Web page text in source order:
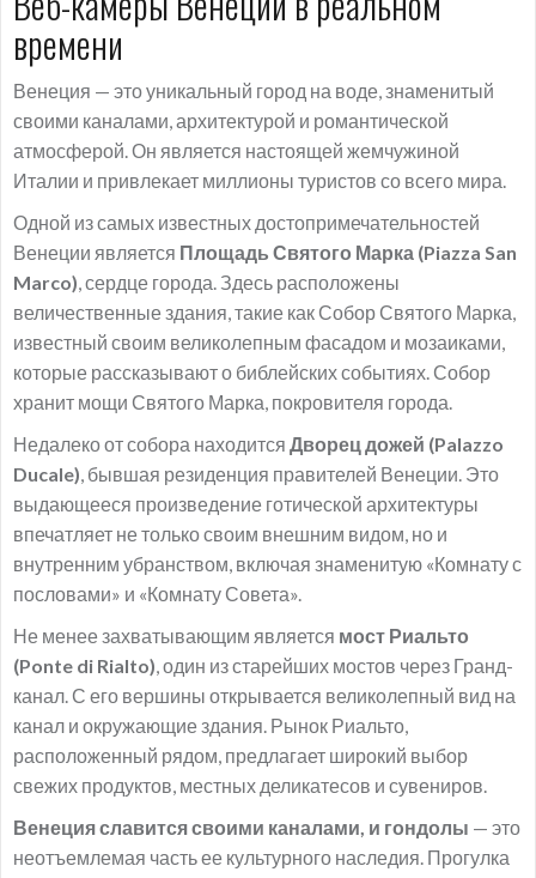
времени
Венеция — это уникальный город на воде, знаменитый
своими каналами, архитектурой и романтической
атмосферой. Он является настоящей жемчужиной
Италии и привлекает миллионы туристов со всего мира.
Одной из самых известных достопримечательностей
Венеции является Площадь Святого Марка (Piazza San
Marco), сердце города. Здесь расположены
величественные здания, такие как Собор Святого Марка,
известный своим великолепным фасадом и мозаиками,
которые рассказывают о библейских событиях. Собор
хранит мощи Святого Марка, покровителя города.
Недалеко от собора находится Дворец дожей (Palazzo
Ducale), бывшая резиденция правителей Венеции. Это
выдающееся произведение готической архитектуры
впечатляет не только своим внешним видом, но и
внутренним убранством, включая знаменитую «Комнату с
пословами» и «Комнату Совета».
Не менее захватывающим является мост Риальто
(Ponte di Rialto), один из старейших мостов через Гранд-
канал. С его вершины открывается великолепный вид на
канал и окружающие здания. Рынок Риальто,
расположенный рядом, предлагает широкий выбор
свежих продуктов, местных деликатесов и сувениров.
Венеция славится своими каналами, и гондолы — это
неотъемлемая часть ее культурного наследия. Прогулка